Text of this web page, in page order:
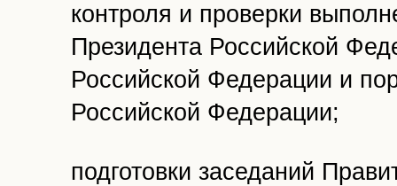
контроля и проверки
Президента Российской
Российской Федерации и
Российской Федерации;
подготовки заседаний